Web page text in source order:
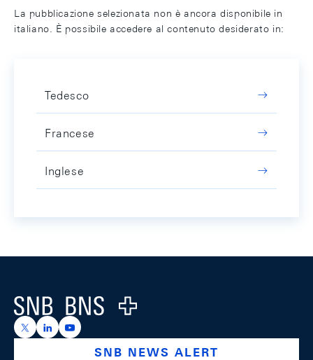
La pubblicazione selezionata non è ancora disponibile in
italiano. È possibile accedere al contenuto desiderato in:
Tedesco
Francese
Inglese
Logo
https://x.com/snb_bns
https://ch.linkedin.com/company/swiss-national-
https://www.youtube.com/@swissnationalbank
SNB NEWS ALERT